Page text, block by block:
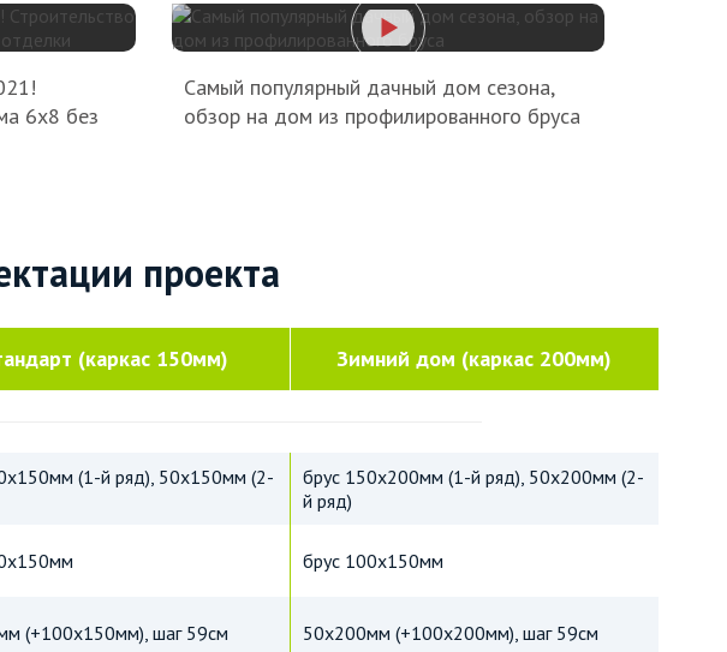
6х8 без
Самый популярный дачный дом сезона,
обзор на дом из профилированного бруса
проекта
(каркас 150мм)
(1-й ряд), 50х150мм (2-
(+100х150мм), шаг 59см
Зимний дом (каркас 200мм)
брус 150х200мм (1-й ряд), 50х200мм (2-
й ряд)
брус 100х150мм
50х200мм (+100х200мм), шаг 59см